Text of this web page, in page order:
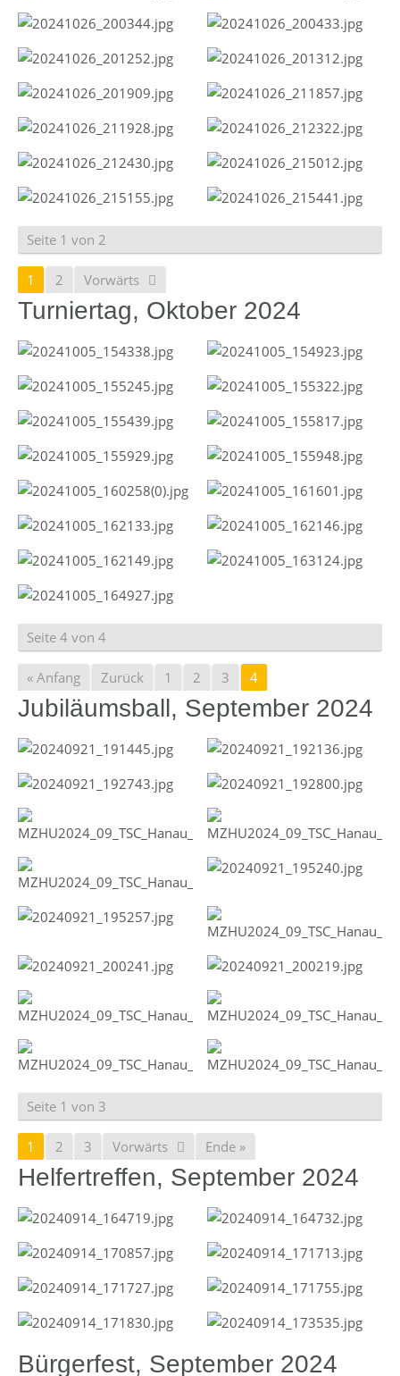
Seite 1 von 2
1 2 Vorwärts
Turniertag, Oktober 2024
Seite 4 von 4
« Anfang Zurück 1 2 3 4
Jubiläumsball, September 2024
Seite 1 von 3
1 2 3 Vorwärts Ende »
Helfertreffen, September 2024
Bürgerfest, September 2024